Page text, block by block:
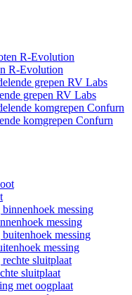
R-Evolution
grepen RV Labs
komgrepen Confurn
messing
messing
sluitplaat